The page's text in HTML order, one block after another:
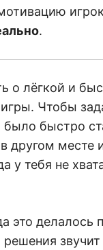
.
о лёгкой и
Чтобы
быстро
другом месте
у тебя не
это